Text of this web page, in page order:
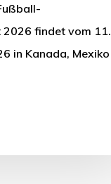
findet vom 11.
in Kanada, Mexiko